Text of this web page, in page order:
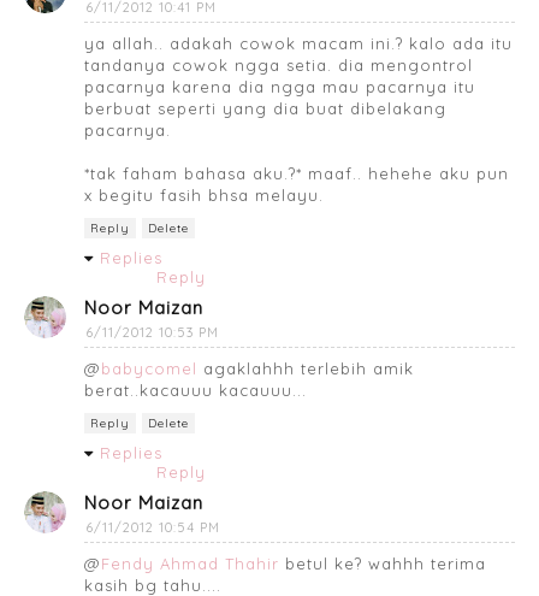
6/11/2012 10:41 PM
ya allah.. adakah cowok macam ini.? kalo ada itu
tandanya cowok ngga setia. dia mengontrol
pacarnya karena dia ngga mau pacarnya itu
berbuat seperti yang dia buat dibelakang
pacarnya.
*tak faham bahasa aku.?* maaf.. hehehe aku pun
x begitu fasih bhsa melayu.
Reply Delete
Replies
Reply
Noor Maizan
6/11/2012 10:53 PM
@babycomel agaklahhh terlebih amik
berat..kacauuu kacauuu...
Reply Delete
Replies
Reply
Noor Maizan
6/11/2012 10:54 PM
@Fendy Ahmad Thahir betul ke? wahhh terima
kasih bg tahu....